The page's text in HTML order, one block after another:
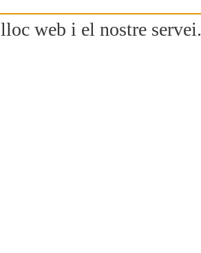
web i el nostre servei.